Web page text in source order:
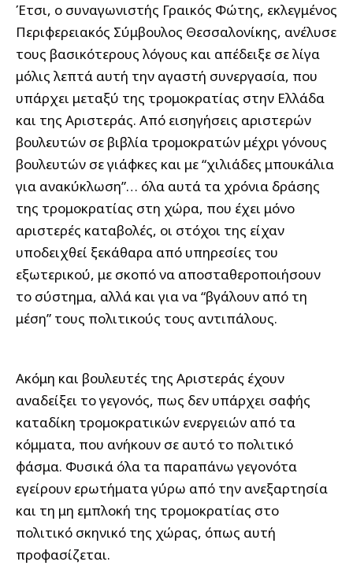
Έτσι, ο συναγωνιστής Γραικός Φώτης, εκλεγμένος
Περιφερειακός Σύμβουλος Θεσσαλονίκης, ανέλυσε
τους βασικότερους λόγους και απέδειξε σε λίγα
μόλις λεπτά αυτή την αγαστή συνεργασία, που
υπάρχει μεταξύ της τρομοκρατίας στην Ελλάδα
και της Αριστεράς. Από εισηγήσεις αριστερών
βουλευτών σε βιβλία τρομοκρατών μέχρι γόνους
βουλευτών σε γιάφκες και με “χιλιάδες μπουκάλια
για ανακύκλωση”… όλα αυτά τα χρόνια δράσης
της τρομοκρατίας στη χώρα, που έχει μόνο
αριστερές καταβολές, οι στόχοι της είχαν
υποδειχθεί ξεκάθαρα από υπηρεσίες του
εξωτερικού, με σκοπό να αποσταθεροποιήσουν
το σύστημα, αλλά και για να “βγάλουν από τη
μέση” τους πολιτικούς τους αντιπάλους.
Ακόμη και βουλευτές της Αριστεράς έχουν
αναδείξει το γεγονός, πως δεν υπάρχει σαφής
καταδίκη τρομοκρατικών ενεργειών από τα
κόμματα, που ανήκουν σε αυτό το πολιτικό
φάσμα. Φυσικά όλα τα παραπάνω γεγονότα
εγείρουν ερωτήματα γύρω από την ανεξαρτησία
και τη μη εμπλοκή της τρομοκρατίας στο
πολιτικό σκηνικό της χώρας, όπως αυτή
προφασίζεται.